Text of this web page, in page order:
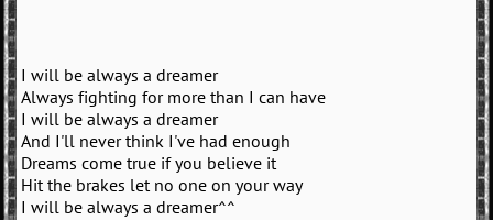
I will be always a dreamer
Always fighting for more than I can have
I will be always a dreamer
And I'll never think I've had enough
Dreams come true if you believe it
Hit the brakes let no one on your way
I will be always a dreamer^^